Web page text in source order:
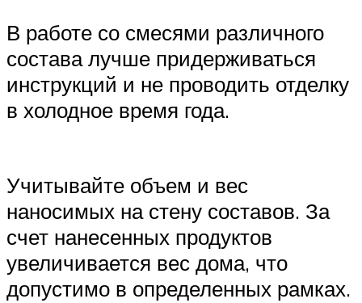
В работе со смесями различного
состава лучше придерживаться
инструкций и не проводить отделку
в холодное время года.
Учитывайте объем и вес
наносимых на стену составов. За
счет нанесенных продуктов
увеличивается вес дома, что
допустимо в определенных рамках.